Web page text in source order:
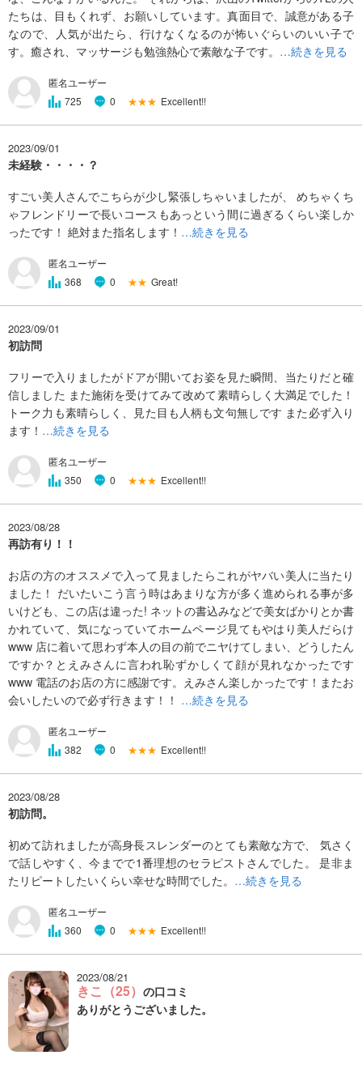
たちは、目もくれず、お願いしています。真面目で、誠意がある子
なので、人気が出たら、行けなくなるのが怖いぐらいのいい子で
す。癒され、マッサージも勉強熱心で素敵な子です。 …続きを見る
匿名ユーザー
725
0 ★★★ Excellent!!
2023/09/01
未経験・・・・？
すごい美人さんでこちらが少し緊張しちゃいましたが、 めちゃくち
ゃフレンドリーで長いコースもあっという間に過ぎるくらい楽しか
ったです！ 絶対また指名します！ …続きを見る
匿名ユーザー
368
0 ★★ Great!
2023/09/01
初訪問
フリーで入りましたがドアが開いてお姿を見た瞬間、当たりだと確
信しました また施術を受けてみて改めて素晴らしく大満足でした！
トーク力も素晴らしく、見た目も人柄も文句無しです また必ず入り
ます！ …続きを見る
匿名ユーザー
350
0 ★★★ Excellent!!
2023/08/28
再訪有り！！
お店の方のオススメで入って見ましたらこれがヤバい美人に当たり
ました！ だいたいこう言う時はあまりな方が多く進められる事が多
いけども、この店は違った! ネットの書込みなどで美女ばかりとか書
かれていて、気になっていてホームページ見てもやはり美人だらけ
www 店に着いて思わず本人の目の前でニヤけてしまい、どうしたん
ですか？とえみさんに言われ恥ずかしくて顔が見れなかったです
www 電話のお店の方に感謝です。えみさん楽しかったです！またお
会いしたいので必ず行きます！！ …続きを見る
匿名ユーザー
382
0 ★★★ Excellent!!
2023/08/28
初訪問。
初めて訪れましたが高身長スレンダーのとても素敵な方で、 気さく
で話しやすく、今までで1番理想のセラピストさんでした。 是非ま
たリピートしたいくらい幸せな時間でした。 …続きを見る
匿名ユーザー
360
0 ★★★ Excellent!!
2023/08/21
きこ（25） の口コミ
ありがとうございました。